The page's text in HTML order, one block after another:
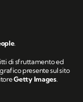
.
di sfruttamento ed
presente sul sito
Getty Images.